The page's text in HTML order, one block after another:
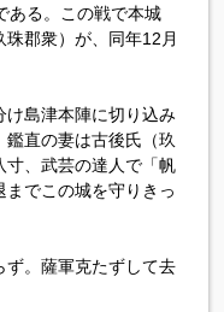
ある。この戦で本城
珠郡衆）が、同年12月
け島津本陣に切り込み
直の妻は古後氏（玖
、武芸の達人で「帆
でこの城を守りきっ
ず。薩軍克たずして去